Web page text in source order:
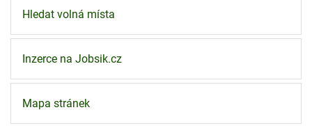
Hledat volná místa
Inzerce na Jobsik.cz
Mapa stránek